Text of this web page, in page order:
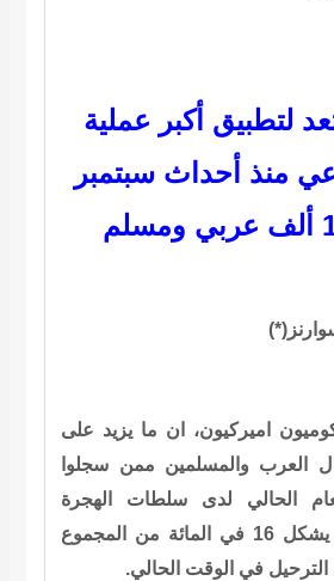
لتطبيق أكبر عملية
منذ أحداث سبتمبر
اميركيون، ان ما يزيد على
العرب والمسلمين ممن سجلوا
الحالي لدى سلطات الهجرة
الاميركية، وهو ما يشكل 16 في المائة من المجموع
الترحيل في الوقت الحالي.